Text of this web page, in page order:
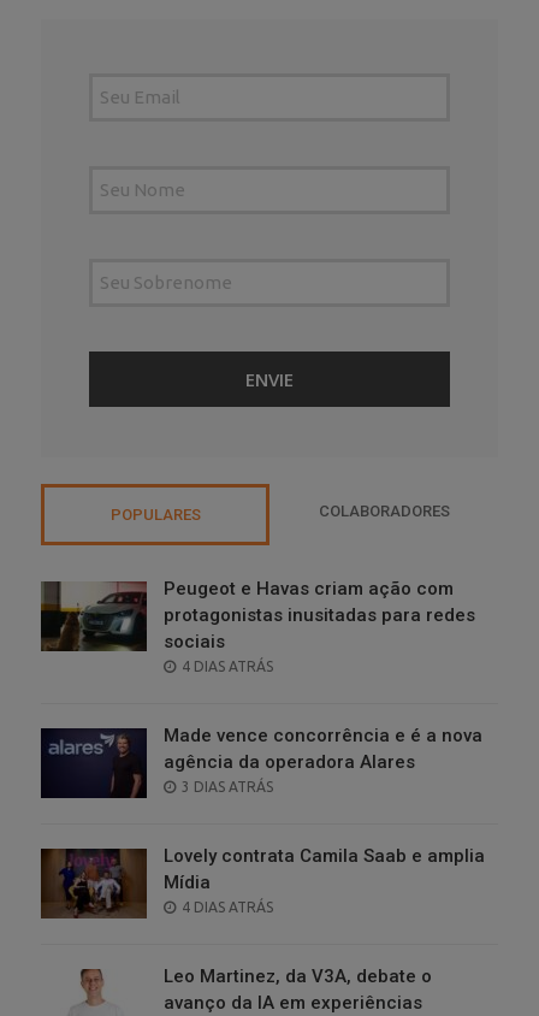
POPULARES COLABORADORES
Peugeot e Havas criam ação com
protagonistas inusitadas para redes
sociais
POSTED
4 DIAS ATRÁS
Made vence concorrência e é a nova
agência da operadora Alares
POSTED
3 DIAS ATRÁS
Lovely contrata Camila Saab e amplia
Mídia
POSTED
4 DIAS ATRÁS
Leo Martinez, da V3A, debate o
avanço da IA em experiências